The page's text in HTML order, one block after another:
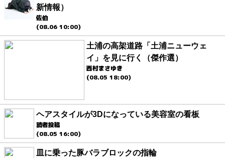
新情報）
佐伯
(08.06 10:00)
土浦の高架道路「土浦ニューウェ
イ」を見に行く（傑作選）
西村まさゆき
(08.05 18:00)
ヘアスタイルが3Dになっている美容室の看板
読者投稿
(08.05 16:00)
皿に乗った豚バラブロックの指輪